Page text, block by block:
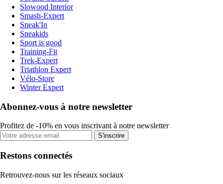
Slowood Interior
Smash-Expert
Sneak'In
Sneakids
Sport is good
Training-Fit
Trek-Expert
Triathlon Expert
Vélo-Store
Winter Expert
Abonnez-vous à notre newsletter
Profitez de -10% en vous inscrivant à notre newsletter
S'inscrire
Restons connectés
Retrouvez-nous sur les réseaux sociaux